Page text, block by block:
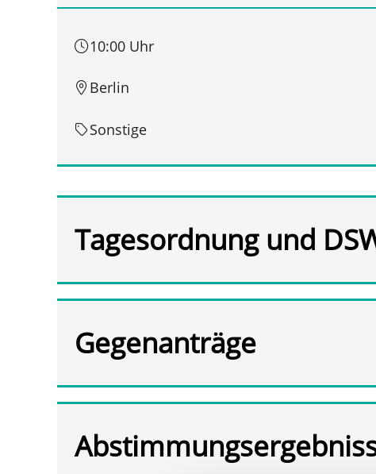
10:00 Uhr
Berlin
Sonstige
Tagesordnung und
Gegenanträge